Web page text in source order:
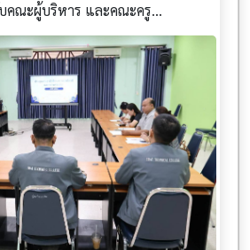
คณะผู้บริหาร และคณะครู...